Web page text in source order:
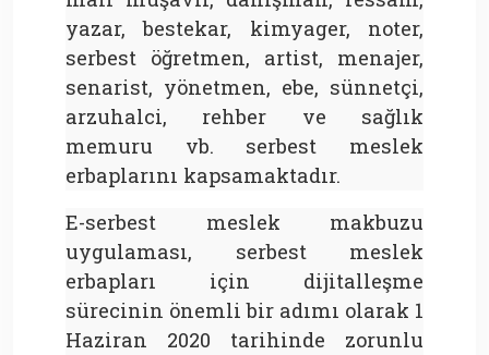
yazar, bestekar, kimyager, noter,
serbest öğretmen, artist, menajer,
senarist, yönetmen, ebe, sünnetçi,
arzuhalci, rehber ve sağlık
memuru vb. serbest meslek
erbaplarını kapsamaktadır.
E-serbest meslek makbuzu
uygulaması, serbest meslek
erbapları için dijitalleşme
sürecinin önemli bir adımı olarak 1
Haziran 2020 tarihinde zorunlu